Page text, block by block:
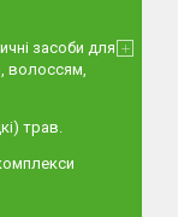
засоби для
волоссям,
трав.